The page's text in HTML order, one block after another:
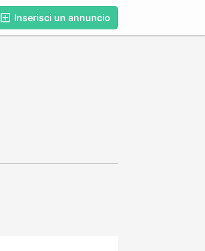
Inserisci un annuncio